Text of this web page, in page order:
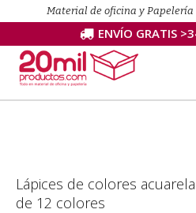
Material de oficina y Papelería
ENVÍO GRATIS
Lápices de colores
de 12 colores